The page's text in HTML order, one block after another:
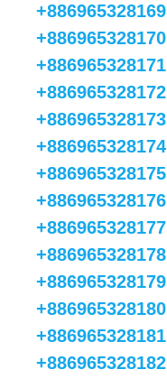
+886965328169
+886965328170
+886965328171
+886965328172
+886965328173
+886965328174
+886965328175
+886965328176
+886965328177
+886965328178
+886965328179
+886965328180
+886965328181
+886965328182